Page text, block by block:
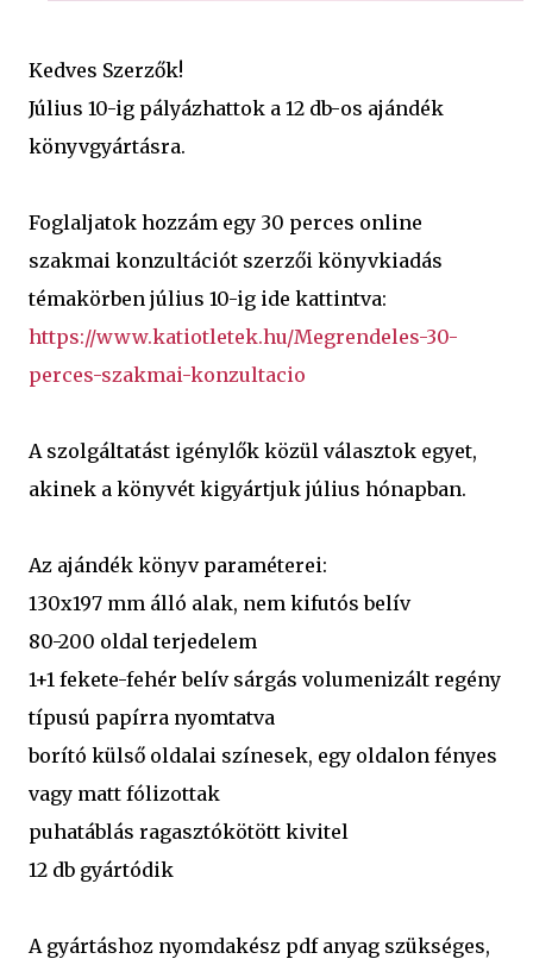
Kedves Szerzők!
Július 10-ig pályázhattok a 12 db-os ajándék
könyvgyártásra.
Foglaljatok hozzám egy 30 perces online
szakmai konzultációt szerzői könyvkiadás
https://www.katiotletek.hu/Megrendeles-30-
perces-szakmai-konzultacio
A szolgáltatást igénylők közül választok egyet,
akinek a könyvét kigyártjuk július hónapban.
Az ajándék könyv paraméterei:
130x197 mm álló alak, nem kifutós belív
80-200 oldal terjedelem
1+1 fekete-fehér belív sárgás volumenizált regény
típusú papírra nyomtatva
borító külső oldalai színesek, egy oldalon fényes
vagy matt fólizottak
puhatáblás ragasztókötött kivitel
12 db gyártódik
A gyártáshoz nyomdakész pdf anyag szükséges,